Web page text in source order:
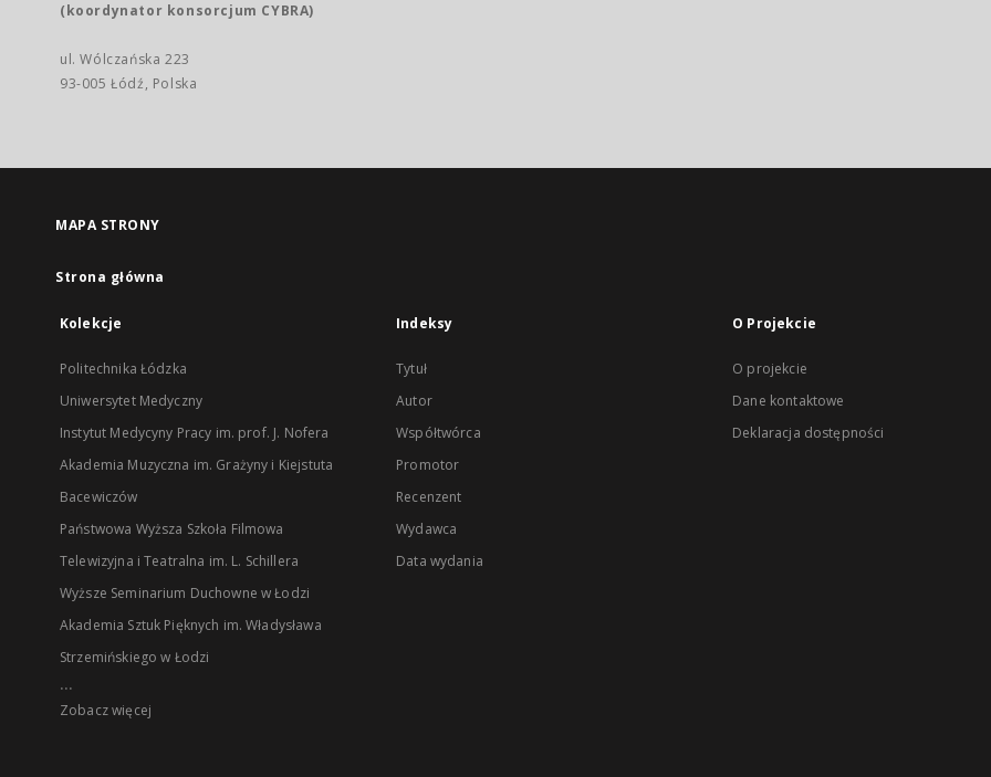
(koordynator konsorcjum CYBRA)
ul. Wólczańska 223
93-005 Łódź, Polska
MAPA STRONY
Strona główna
Kolekcje
Politechnika Łódzka
Uniwersytet Medyczny
Instytut Medycyny Pracy im. prof. J. Nofera
Akademia Muzyczna im. Grażyny i Kiejstuta
Bacewiczów
Państwowa Wyższa Szkoła Filmowa
Telewizyjna i Teatralna im. L. Schillera
Wyższe Seminarium Duchowne w Łodzi
Akademia Sztuk Pięknych im. Władysława
Strzemińskiego w Łodzi
...
Zobacz więcej
Indeksy
Tytuł
Autor
Współtwórca
Promotor
Recenzent
Wydawca
Data wydania
O Projekcie
O projekcie
Dane kontaktowe
Deklaracja dostępności